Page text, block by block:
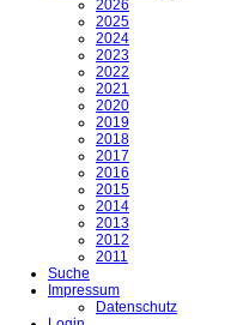
2026
2025
2024
2023
2022
2021
2020
2019
2018
2017
2016
2015
2014
2013
2012
2011
Suche
Impressum
Datenschutz